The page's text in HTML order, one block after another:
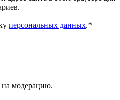
персональных данных.*
модерацию.